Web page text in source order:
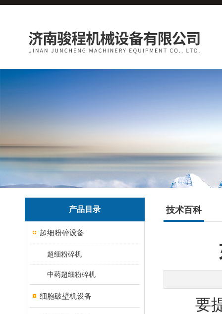
产品目录
超细粉碎设备
超细粉碎机
中药超细粉碎机
细胞破壁机设备
技术百科
要提